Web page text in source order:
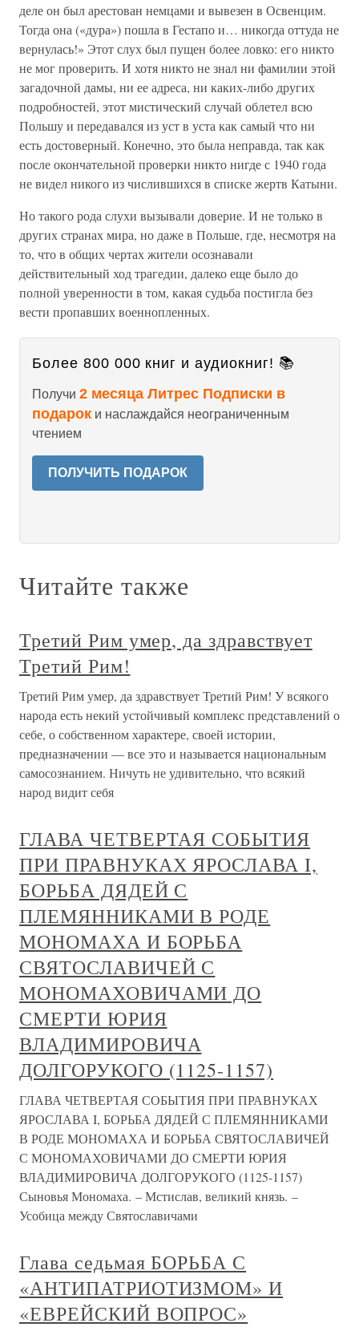
деле он был арестован немцами и вывезен в Освенцим.
Тогда она («дура») пошла в Гестапо и… никогда оттуда не
вернулась!» Этот слух был пущен более ловко: его никто
не мог проверить. И хотя никто не знал ни фамилии этой
загадочной дамы, ни ее адреса, ни каких-либо других
подробностей, этот мистический случай облетел всю
Польшу и передавался из уст в уста как самый что ни
есть достоверный. Конечно, это была неправда, так как
после окончательной проверки никто нигде с 1940 года
не видел никого из числившихся в списке жертв Катыни.
Но такого рода слухи вызывали доверие. И не только в
других странах мира, но даже в Польше, где, несмотря на
то, что в общих чертах жители осознавали
действительный ход трагедии, далеко еще было до
полной уверенности в том, какая судьба постигла без
вести пропавших военнопленных.
Более 800 000 книг и аудиокниг! 📚
Получи 2 месяца Литрес Подписки в
подарок и наслаждайся неограниченным
чтением
ПОЛУЧИТЬ ПОДАРОК
Читайте также
Третий Рим умер, да здравствует
Третий Рим!
Третий Рим умер, да здравствует Третий Рим! У всякого
народа есть некий устойчивый комплекс представлений о
себе, о собственном характере, своей истории,
предназначении — все это и называется национальным
самосознанием. Ничуть не удивительно, что всякий
народ видит себя
ГЛАВА ЧЕТВЕРТАЯ СОБЫТИЯ
ПРИ ПРАВНУКАХ ЯРОСЛАВА I,
БОРЬБА ДЯДЕЙ С
ПЛЕМЯННИКАМИ В РОДЕ
МОНОМАХА И БОРЬБА
СВЯТОСЛАВИЧЕЙ С
МОНОМАХОВИЧАМИ ДО
СМЕРТИ ЮРИЯ
ВЛАДИМИРОВИЧА
ДОЛГОРУКОГО (1125-1157)
ГЛАВА ЧЕТВЕРТАЯ СОБЫТИЯ ПРИ ПРАВНУКАХ
ЯРОСЛАВА I, БОРЬБА ДЯДЕЙ С ПЛЕМЯННИКАМИ
В РОДЕ МОНОМАХА И БОРЬБА СВЯТОСЛАВИЧЕЙ
С МОНОМАХОВИЧАМИ ДО СМЕРТИ ЮРИЯ
ВЛАДИМИРОВИЧА ДОЛГОРУКОГО (1125-1157)
Сыновья Мономаха. – Мстислав, великий князь. –
Усобица между Святославичами
Глава седьмая БОРЬБА С
«АНТИПАТРИОТИЗМОМ» И
«ЕВРЕЙСКИЙ ВОПРОС»